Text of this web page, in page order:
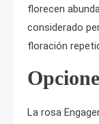
florecen
considerado
floración
La rosa